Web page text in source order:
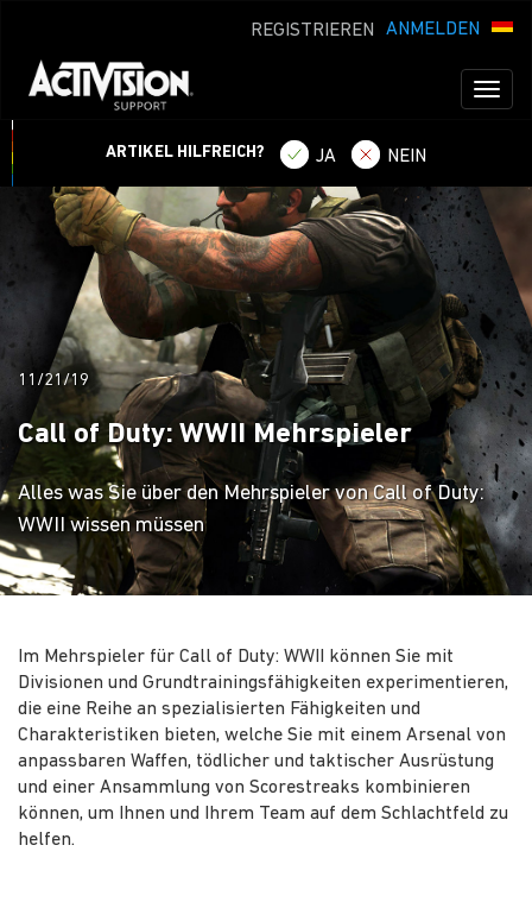
ANMELDEN
REGISTRIEREN
ARTIKEL HILFREICH? JA NEIN
11/21/19
Call of Duty: WWII Mehrspieler
Alles was Sie über den Mehrspieler von Call of Duty:
WWII wissen müssen
Im Mehrspieler für Call of Duty: WWII können Sie mit
Divisionen und Grundtrainingsfähigkeiten experimentieren,
die eine Reihe an spezialisierten Fähigkeiten und
Charakteristiken bieten, welche Sie mit einem Arsenal von
anpassbaren Waffen, tödlicher und taktischer Ausrüstung
und einer Ansammlung von Scorestreaks kombinieren
können, um Ihnen und Ihrem Team auf dem Schlachtfeld zu
helfen.